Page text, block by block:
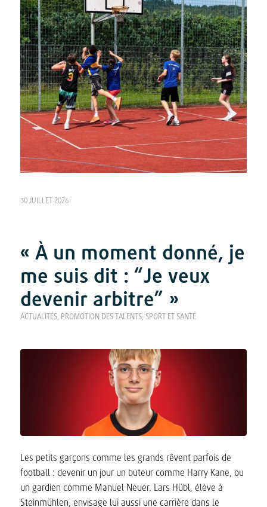
30 JUILLET 2026
« À un moment donné, je
me suis dit : “Je veux
devenir arbitre” »
ACTUALITÉS, PROMOTION DES TALENTS, SPORT ET SANTÉ
Les petits garçons comme les grands rêvent parfois de
football : devenir un jour un buteur comme Harry Kane, ou
un gardien comme Manuel Neuer. Lars Hübl, élève à
Steinmühlen, envisage lui aussi une carrière dans le